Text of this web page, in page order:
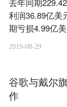
去年同期
利润36.89亿美
期亏损4.99亿
2019-08-29
谷歌与戴尔
作